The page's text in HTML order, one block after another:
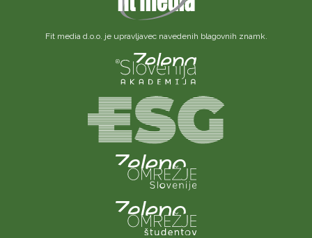
Fit media d.o.o. je upravljavec navedenih blagovnih znamk.